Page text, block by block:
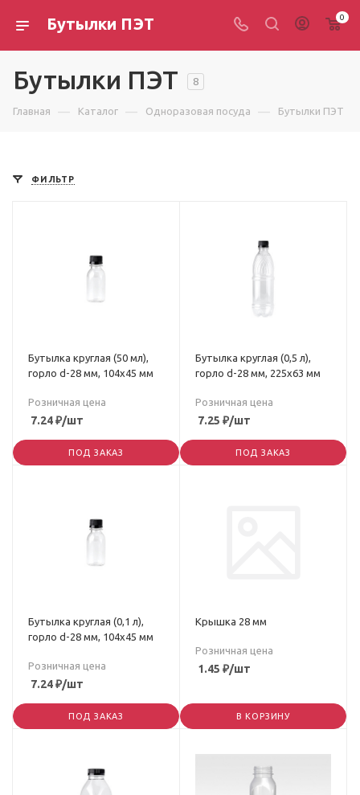
Бутылки ПЭТ 0
Бутылки ПЭТ 8
Главная — Каталог — Одноразовая посуда — Бутылки ПЭТ
ФИЛЬТР
Бутылка круглая (50 мл),
горло d-28 мм, 104х45 мм
Розничная цена
7.24₽/шт
ПОД ЗАКАЗ
Бутылка круглая (0,5 л),
горло d-28 мм, 225х63 мм
Розничная цена
7.25 ₽/шт
ПОД ЗАКАЗ
Бутылка круглая (0,1 л),
горло d-28 мм, 104х45 мм
Розничная цена
7.24₽/шт
ПОД ЗАКАЗ
Крышка 28 мм
Розничная цена
1.45 ₽/шт
В КОРЗИНУ